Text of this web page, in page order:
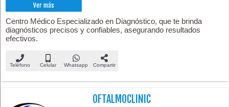
Ver más
Centro Médico Especializado en Diagnóstico, que te brinda
diagnósticos precisos y confiables, asegurando resultados
efectivos.
Teléfono Celular Whatsapp Compartir
OFTALMOCLINIC